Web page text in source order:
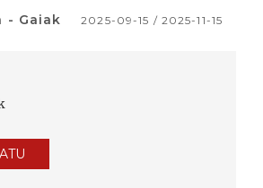
- Gaiak 2025-09-15 / 2025-11-15